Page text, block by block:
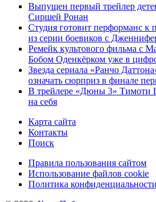
Выпущен первый трейлер
Сиршей Ронан
Студия готовит перформанс к
из серии боевиков с
Ремейк культового фильма с
Бобом Оденкёрком уже в
Звезда сериала «Ранчо
означать сюрприз в финале
В трейлере «Дюны 3» Тимоти
на себя
Карта сайта
Контакты
Поиск
Правила пользования сайтом
Использование файлов cookie
Политика конфиденциальности